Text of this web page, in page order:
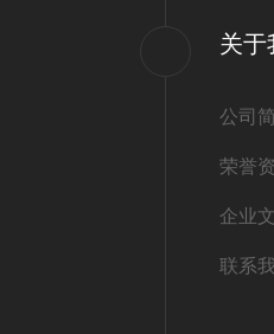
关于
公司
荣誉
企业
联系